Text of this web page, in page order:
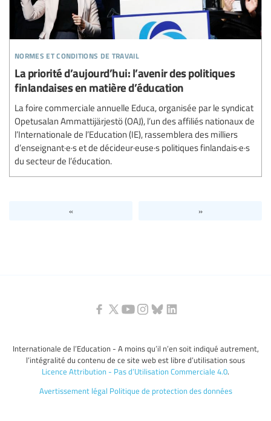
normes et conditions de travail
La priorité d’aujourd’hui: l’avenir des politiques
finlandaises en matière d’éducation
La foire commerciale annuelle Educa, organisée par le syndicat
Opetusalan Ammattijärjestö (OAJ), l’un des affiliés nationaux de
l’Internationale de l’Education (IE), rassemblera des milliers
d’enseignant·e·s et de décideur·euse·s politiques finlandais·e·s
du secteur de l’éducation.
« »
Internationale de l’Education - A moins qu’il n’en soit indiqué autrement,
l’intégralité du contenu de ce site web est libre d’utilisation sous
Licence Attribution - Pas d’Utilisation Commerciale 4.0.
Avertissement légal Politique de protection des données